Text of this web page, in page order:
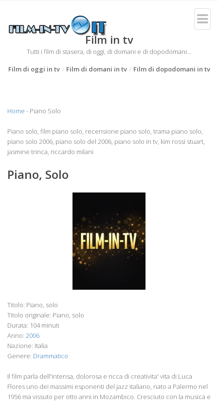
Film in tv
Tutti i film di stasera, di oggi, di domani e di dopodomani...
Film di oggi in tv
Film di domani in tv Film di dopodomani in tv
Home - Piano Solo
Piano solo, film piano solo, recensione piano solo, trama piano solo,
piano solo 2006, piano solo del 2006, piano solo in tv, kim rossi stuart,
jasmine trinca, riccardo milani
Piano, Solo
Titolo: Piano, solo
Titolo originale: Piano, solo
Durata: 104 minuti
Anno: 2006
Nazione: Italia
Genere: Drammatico
Il film parla dell'intensa, dolorosa e ricca di creativita' vita di Luca
Flores uno dei massimi esponenti del jazz italiano, nato a Palermo nel
1956 ma vissuto per otto anni in Mozambico. Cresciuto con la musica e